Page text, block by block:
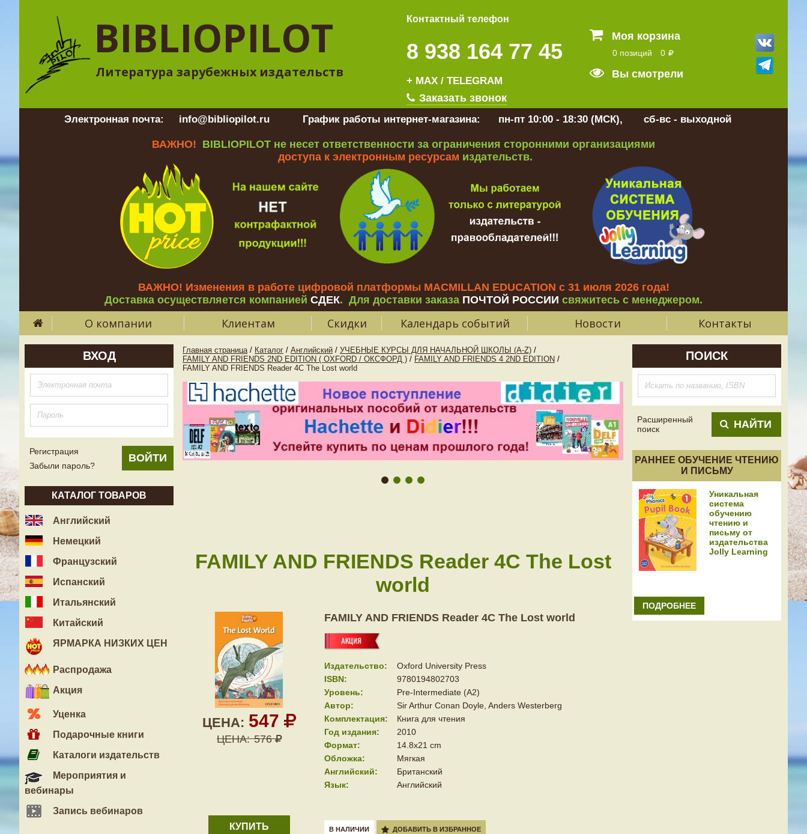
BIBLIOPILOT
Литература зарубежных издательств
Контактный телефон
8 938 164 77 45
+ MAX / TELEGRAM
Заказать звонок
Моя корзина
0 позиций 0
Вы смотрели
Электронная почта: info@bibliopilot.ru График работы интернет-магазина: пн-пт 10:00 - 18:30 (МСК), сб-вс - выходной
ВАЖНО! BIBLIOPILOT не несет ответственности за ограничения сторонними организациями
доступа к электронным ресурсам издательств.
ВАЖНО! Изменения в работе цифровой платформы MACMILLAN EDUCATION с 31 июля 2026 года!
Доставка осуществляется компанией СДЕК. Для доставки заказа ПОЧТОЙ РОССИИ свяжитесь с менеджером.
О компании Клиентам Скидки Календарь событий Новости Контакты
ВХОД
Регистрация
Забыли пароль?
КАТАЛОГ ТОВАРОВ
Английский
Немецкий
Французский
Испанский
Итальянский
Китайский
ЯРМАРКА НИЗКИХ ЦЕН
Распродажа
Акция
Уценка
Подарочные книги
Каталоги издательств
Мероприятия и
вебинары
Запись вебинаров
Главная страница / Каталог / Английский / УЧЕБНЫЕ КУРСЫ ДЛЯ НАЧАЛЬНОЙ ШКОЛЫ (A-Z) /
FAMILY AND FRIENDS 2ND EDITION ( OXFORD / ОКСФОРД ) / FAMILY AND FRIENDS 4 2ND EDITION /
FAMILY AND FRIENDS Reader 4C The Lost world
FAMILY AND FRIENDS Reader 4C The Lost
world
ЦЕНА: 547
ЦЕНА: 576
FAMILY AND FRIENDS Reader 4C The Lost world
Издательство:
Oxford University Press
ISBN:
9780194802703
Уровень:
Pre-Intermediate (A2)
Автор:
Sir Arthur Conan Doyle, Anders Westerberg
Комплектация:
Книга для чтения
Год издания:
2010
Формат:
14.8x21 cm
Обложка:
Мягкая
Английский:
Британский
Язык:
Английский
КУПИТЬ В НАЛИЧИИ ДОБАВИТЬ В ИЗБРАННОЕ
ПОИСК
Расширенный
поиск
НАЙТИ
РАННЕЕ ОБУЧЕНИЕ ЧТЕНИЮ
И ПИСЬМУ
Уникальная
система
обучению
чтению и
письму от
издательства
Jolly Learning
ПОДРОБНЕЕ